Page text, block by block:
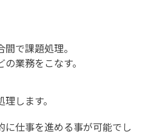
で課題処理。
業務をこなす。
します。
に仕事を進める事が可能でし